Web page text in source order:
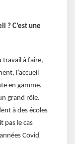
? C’est une
travail à faire,
l’accueil
en gamme.
grand rôle.
à des écoles
pas le cas
Covid